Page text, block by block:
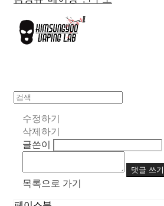
수정하기
삭제하기
글쓴이
댓글 쓰기
목록으로 가기